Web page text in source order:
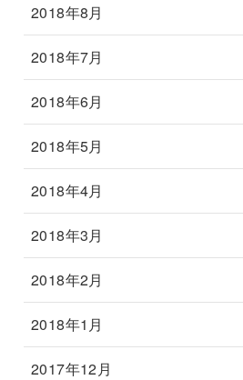
2018年8月
2018年7月
2018年6月
2018年5月
2018年4月
2018年3月
2018年2月
2018年1月
2017年12月